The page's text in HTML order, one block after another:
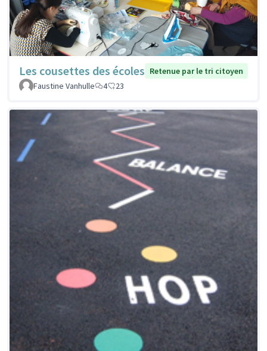
Les cousettes des écoles Retenue par le tri citoyen
Faustine Vanhulle
4 23